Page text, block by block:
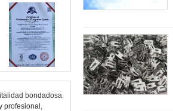
bondadosa.
profesional,